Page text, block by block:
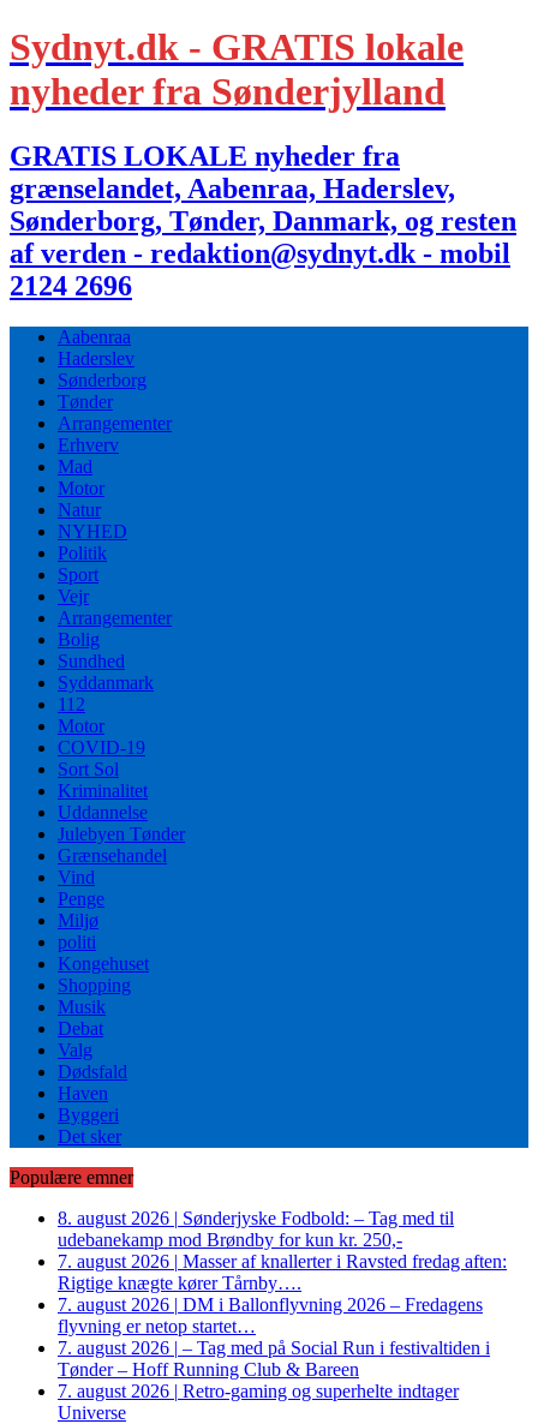
Sydnyt.dk - GRATIS lokale
nyheder fra Sønderjylland
GRATIS LOKALE nyheder fra
grænselandet, Aabenraa, Haderslev,
Sønderborg, Tønder, Danmark, og resten
af verden - redaktion@sydnyt.dk - mobil
2124 2696
Aabenraa
Haderslev
Sønderborg
Tønder
Arrangementer
Erhverv
Mad
Motor
Natur
NYHED
Politik
Sport
Vejr
Arrangementer
Bolig
Sundhed
Syddanmark
112
Motor
COVID-19
Sort Sol
Kriminalitet
Uddannelse
Julebyen Tønder
Grænsehandel
Vind
Penge
Miljø
politi
Kongehuset
Shopping
Musik
Debat
Valg
Dødsfald
Haven
Byggeri
Det sker
Populære emner
8. august 2026 | Sønderjyske Fodbold: – Tag med til
udebanekamp mod Brøndby for kun kr. 250,-
7. august 2026 | Masser af knallerter i Ravsted fredag aften:
Rigtige knægte kører Tårnby….
7. august 2026 | DM i Ballonflyvning 2026 – Fredagens
flyvning er netop startet…
7. august 2026 | – Tag med på Social Run i festivaltiden i
Tønder – Hoff Running Club & Bareen
7. august 2026 | Retro-gaming og superhelte indtager
Universe